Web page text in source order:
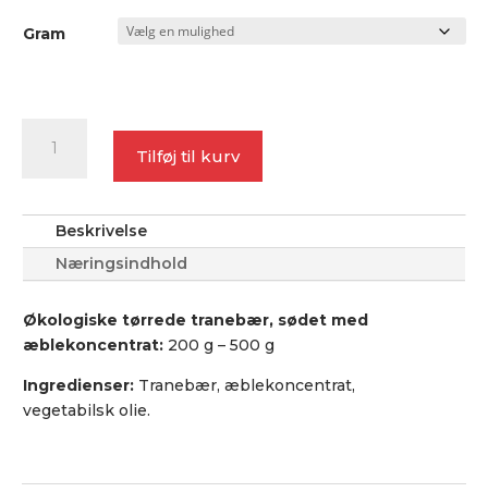
Gram
Økologisk
Tilføj til kurv
Beskrivelse
Næringsindhold
Økologiske tørrede tranebær, sødet med
æblekoncentrat: 200 g – 500 g
Ingredienser: Tranebær, æblekoncentrat,
vegetabilsk olie.